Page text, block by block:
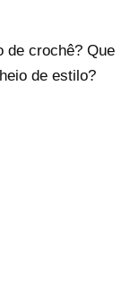
de crochê? Que
de estilo?